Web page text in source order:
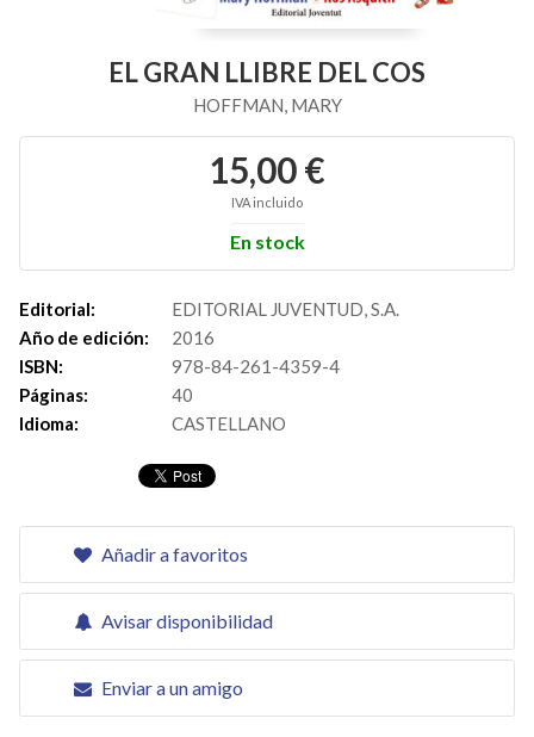
EL GRAN LLIBRE DEL COS
HOFFMAN, MARY
15,00 €
IVA incluido
En stock
Editorial:
EDITORIAL JUVENTUD, S.A.
Año de edición:
2016
ISBN:
978-84-261-4359-4
Páginas:
40
Idioma:
CASTELLANO
Añadir a favoritos
Avisar disponibilidad
Enviar a un amigo